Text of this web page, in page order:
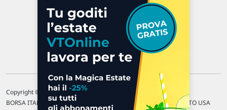
Commenti e segnalazioni
Contattaci
Copyright © 1996-2026 Traderlink Italia s.r.l.
BORSA ITALIANA Quotazioni di borsa differite di 15 min. / MERCATO USA